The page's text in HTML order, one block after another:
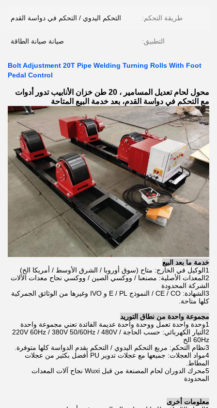
طريقة التحكم: التحكم اليدوي / التحكم في دواسة القدم
التطبيق: صيانة صيانة الطاقة
Bolt Adjustment 20T Pipe Welding Turning Rolls With Foot
Pedal Control
محول لحام تعديل المسامير ، 20 طن خزان الأنابيب تدور أدوات
مع التحكم في دواسة القدم، بعد خدمة البيع المتاحة
خدمة ما بعد البيع
1الوكيل في الخارج: متاح (سوق أوروبا / الشرق الأوسط / أمريكا الخ)
2المعدات الأصلية: مصنعنا / ووكسي الصين / ووكسي نجاح معدات الآلات
الشركة المحدودة
3الشهادة: CE / CO / النموذج E / PL و IVO وغيرها من الوثائق الجمركية
كلها متاحة.
مجموعة واحدة من نطاق التوريد
1وحدة واحدة تعمل ووحدة واحدة عديمة الفائدة تعني مجموعة واحدة
2التيار الكهربائي: حسب الحاجة / 220V 60Hz / 380V 50/60Hz / 480V
60Hz الخ
3نظام التحكم: مربع التحكم اليدوي / التحكم بقدم الدواسة كلها متوفرة.
4مواد العجلات: جميعها مع عجلات تدوير PU أفضل بكثير من عجلات
المطاط.
5محرك الدوران لحام المصنعة من قبل Wuxi نجاح آلات المعدات
المحدودة
معلومات أخرى